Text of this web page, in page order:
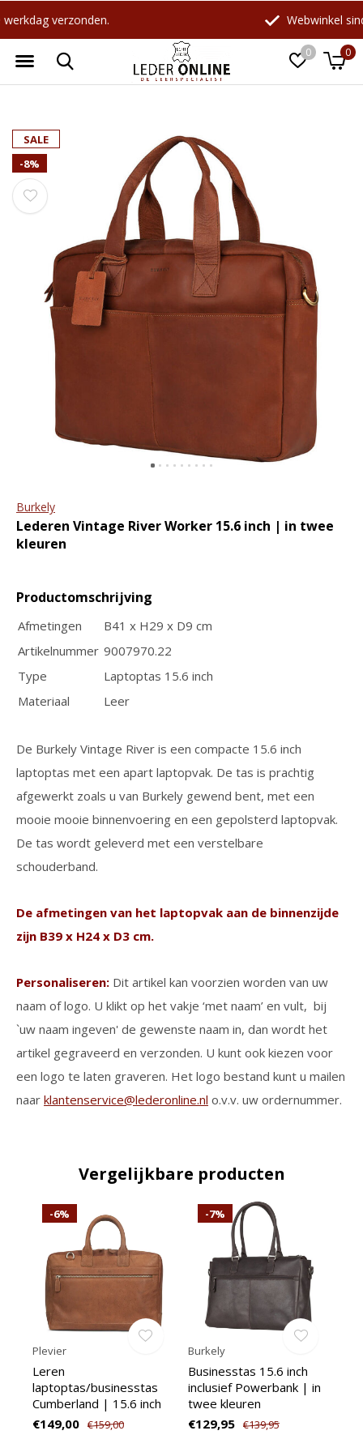
0 0
Wellicht zijn deze producten ook
interessant voor je?
-18%
LeatherLeaf
Lederen schrijfmap A4 |
€89,95
-10%
Lederen Personal
Agenda Vintage met
€79,95
Pasjeshouder RFID
SALE
-8%
Burkely
Lederen Vintage River Worker 15.6 inch | in twee
kleuren
Productomschrijving
Afmetingen
B41 x H29 x D9 cm
Artikelnummer 9007970.22
Type
Laptoptas 15.6 inch
Materiaal
Leer
De Burkely Vintage River is een compacte 15.6 inch
laptoptas met een apart laptopvak. De tas is prachtig
afgewerkt zoals u van Burkely gewend bent, met een
mooie mooie binnenvoering en een gepolsterd laptopvak.
De tas wordt geleverd met een verstelbare
schouderband.
De afmetingen van het laptopvak aan de binnenzijde
zijn B39 x H24 x D3 cm.
Personaliseren: Dit artikel kan voorzien worden van uw
naam of logo. U klikt op het vakje ‘met naam’ en vult, bij
`uw naam ingeven' de gewenste naam in, dan wordt het
artikel gegraveerd en verzonden. U kunt ook kiezen voor
een logo te laten graveren. Het logo bestand kunt u mailen
naar klantenservice@lederonline.nl o.v.v. uw ordernummer.
Vergelijkbare producten
-6%
Plevier
Leren
laptoptas/businesstas
Cumberland | 15.6 inch
€149,00 €159,00
-7%
Burkely
Businesstas 15.6 inch
inclusief Powerbank | in
twee kleuren
€129,95 €139,95